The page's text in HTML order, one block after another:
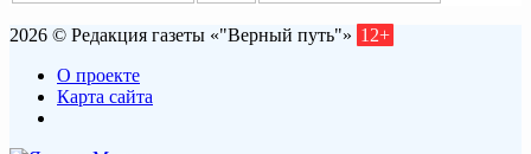
2026 © Редакция газеты «"Верный путь"» 12+
О проекте
Карта сайта